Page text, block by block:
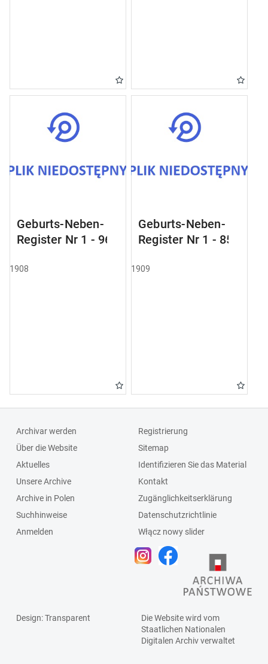
Geburts-Neben-
Register Nr 1 - 96
1908
Geburts-Neben-
Register Nr 1 - 85
1909
Archivar werden
Über die Website
Aktuelles
Unsere Archive
Archive in Polen
Suchhinweise
Anmelden
Registrierung
Sitemap
Identifizieren Sie das Material
Kontakt
Zugänglichkeitserklärung
Datenschutzrichtlinie
Włącz nowy slider
Design: Transparent
Die Website wird vom
Staatlichen Nationalen
Digitalen Archivverwaltet